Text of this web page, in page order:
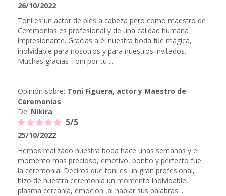
26/10/2022
Toni es un actor de piés a cabeza pero como maestro de
Ceremonias es profesional y de una calidad humana
impresionante. Gracias a él nuestra boda fué mágica,
inolvidable para nosotros y para nuestros invitados.
Muchas gracias Toni por tu ...
Opinión sobre: Toni Figuera, actor y Maestro de
Ceremonias
De: Nikira
5/5
25/10/2022
Hemos realizado nuestra boda hace unas semanas y el
momento mas precioso, emotivo, bonito y perfecto fue
la ceremonia! Deciros que toni es un gran profesional,
hizo de nuestra ceremonia un momento inolvidable,
plasma cercanía, emoción ,al hablar sus palabras ...